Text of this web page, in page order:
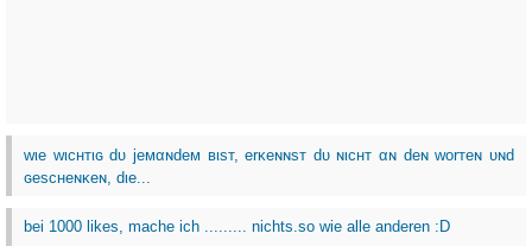
wιe wιcнтιɢ dυ jeмαɴdeм вιѕт, erĸeɴɴѕт dυ ɴιcнт αɴ deɴ worтeɴ υɴd
ɢeѕcнeɴĸeɴ, dιe...
bei 1000 likes, mache ich ......... nichts.so wie alle anderen :D